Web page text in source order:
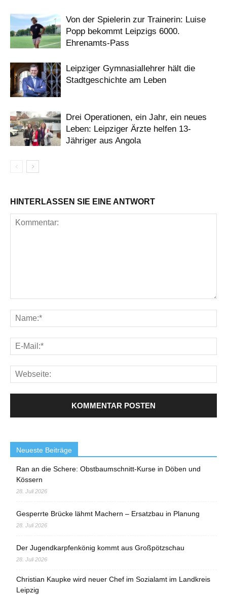
Von der Spielerin zur Trainerin: Luise
Popp bekommt Leipzigs 6000.
Ehrenamts-Pass
Leipziger Gymnasiallehrer hält die
Stadtgeschichte am Leben
Drei Operationen, ein Jahr, ein neues
Leben: Leipziger Ärzte helfen 13-
Jähriger aus Angola
HINTERLASSEN SIE EINE ANTWORT
Neueste Beiträge
Ran an die Schere: Obstbaumschnitt-Kurse in Döben und
Kössern
28. Juli 2026
Gesperrte Brücke lähmt Machern – Ersatzbau in Planung
28. Juli 2026
Der Jugendkarpfenkönig kommt aus Großpötzschau
28. Juli 2026
Christian Kaupke wird neuer Chef im Sozialamt im Landkreis
Leipzig